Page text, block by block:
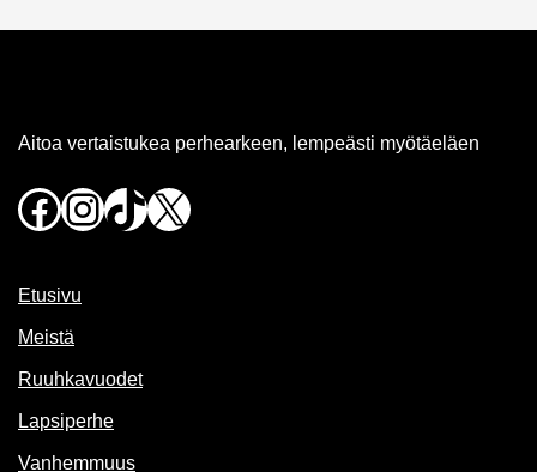
Aitoa vertaistukea perhearkeen, lempeästi myötäeläen
Facebook
Instagram
TikTok
X
Etusivu
Meistä
Ruuhkavuodet
Lapsiperhe
Vanhemmuus